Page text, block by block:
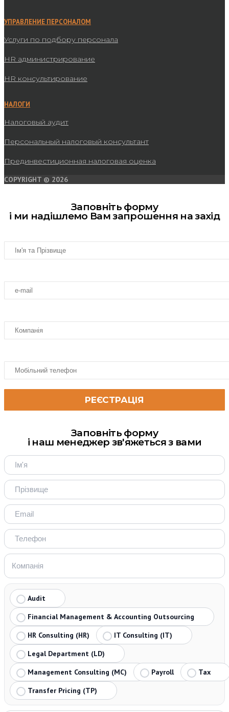
УПРАВЛЕНИЕ ПЕРСОНАЛОМ
Услуги по подбору персонала
HR администрирование
HR консультирование
НАЛОГИ
Налоговый аудит
Персональный налоговый консультант
Прединвестиционная налоговая оценка
COPYRIGHT © 2026
Заповніть форму
і ми надішлемо Вам запрошення на захід
Заповніть форму
і наш менеджер зв'яжеться з вами
Audit
Financial Management & Accounting Outsourcing
HR Consulting (HR)
IT Consulting (IT)
Legal Department (LD)
Management Consulting (MC)
Payroll
Tax
Transfer Pricing (TP)